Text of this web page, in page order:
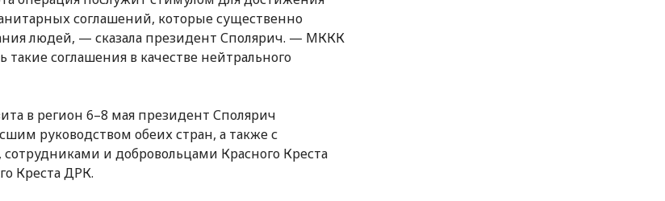
соглашений, которые существенно
людей, — сказала президент Сполярич. — МККК
такие соглашения в качестве нейтрального
в регион 6–8 мая президент Сполярич
руководством обеих стран, а также с
и добровольцами Красного Креста
Креста ДРК.